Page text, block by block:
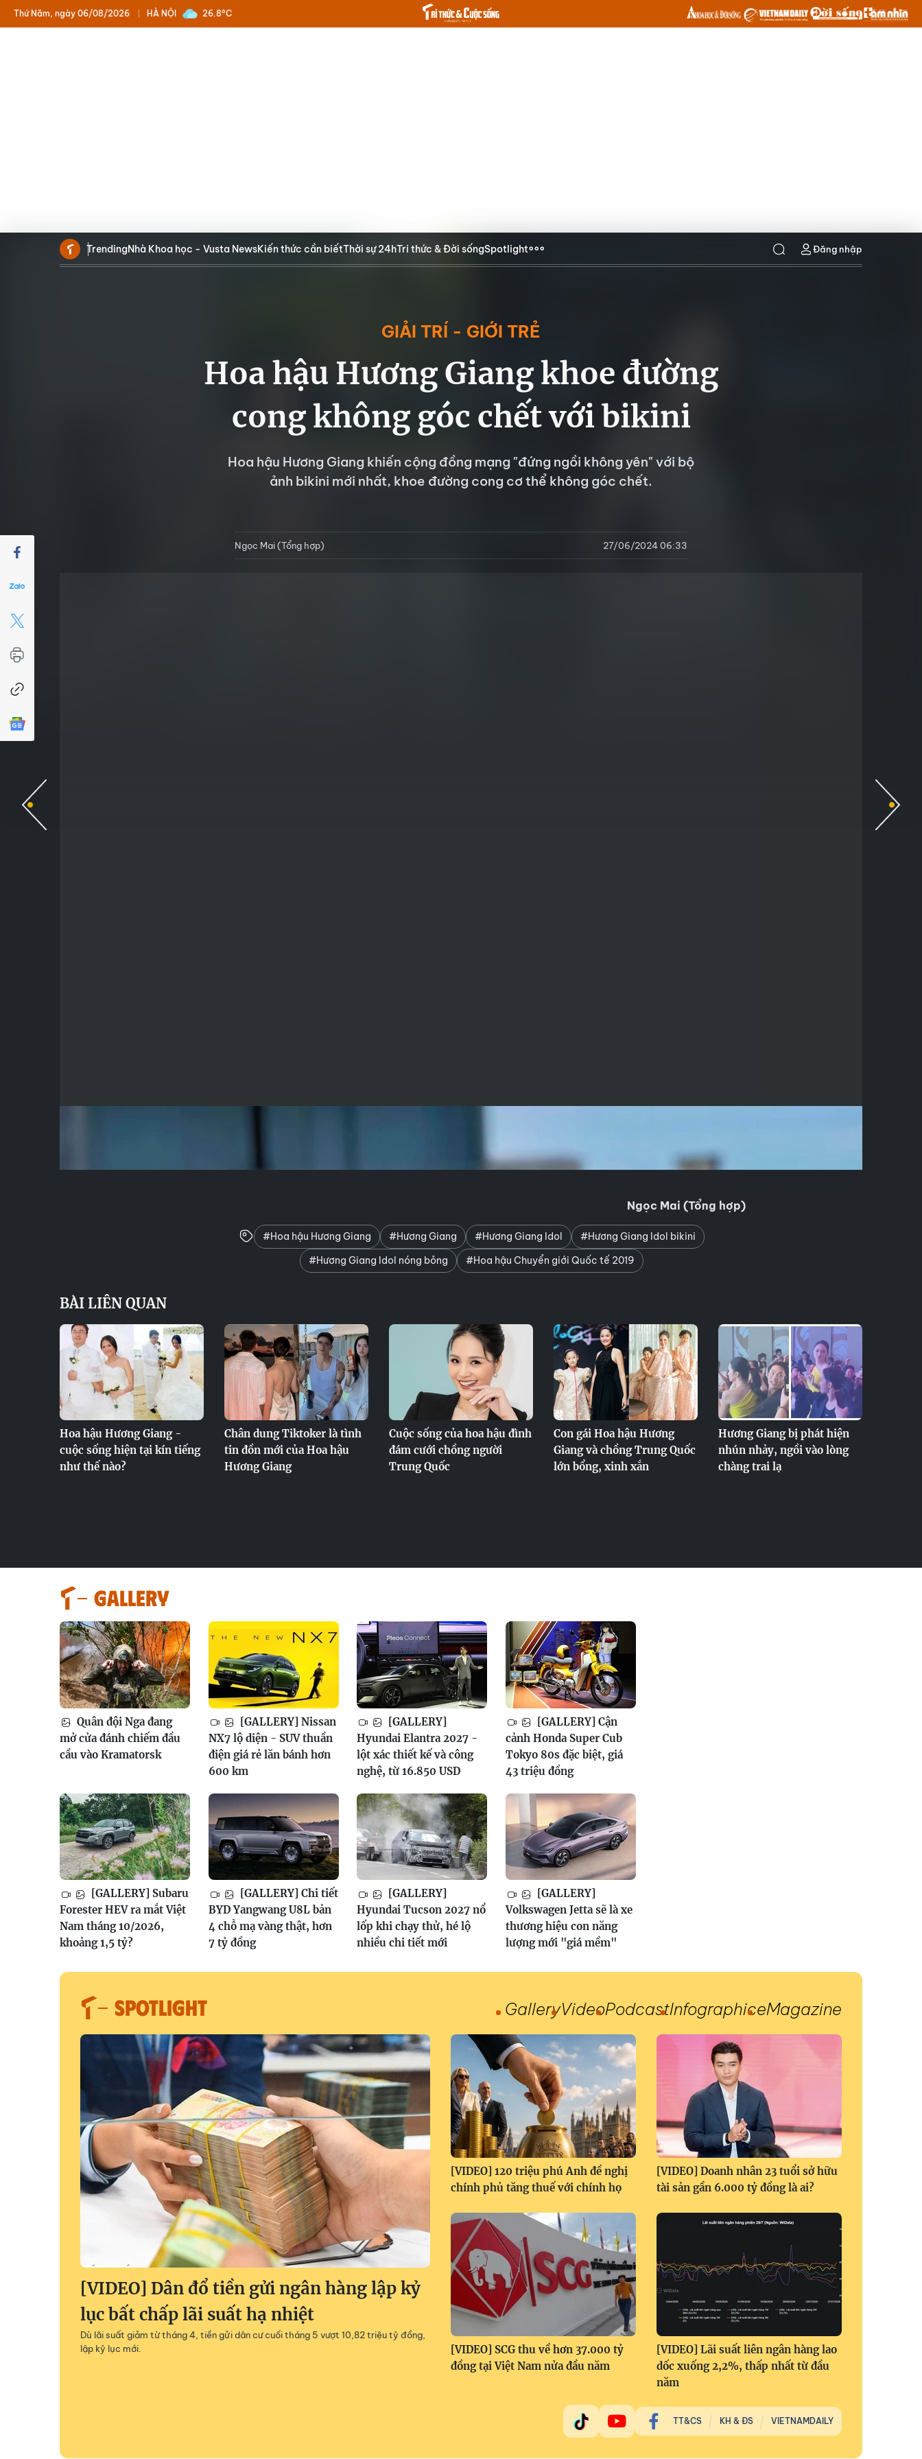
HÀ NỘI
Thứ Năm, ngày 06/08/2026 26.8°C
TrendingNhà Khoa học - Vusta NewsKiến thức cần biếtThời sự 24hTri thức & Đời sốngSpotlight Đăng nhập
GIẢI TRÍ - GIỚI TRẺ
Hoa hậu Hương Giang khoe đường
cong không góc chết với bikini
Hoa hậu Hương Giang khiến cộng đồng mạng "đứng ngồi không yên" với bộ
ảnh bikini mới nhất, khoe đường cong cơ thể không góc chết.
Ngọc Mai (Tổng hợp) 27/06/2024 06:33
Ngọc Mai (Tổng hợp)
#Hoa hậu Hương Giang #Hương Giang #Hương Giang Idol
#Hương Giang Idol bikini
#Hương Giang Idol nóng bỏng
#Hoa hậu Chuyển giới Quốc tế 2019
BÀI LIÊN QUAN
Hoa hậu Hương Giang -
cuộc sống hiện tại kín tiếng
như thế nào?
Chân dung Tiktoker là tình
tin đồn mới của Hoa hậu
Hương Giang
Cuộc sống của hoa hậu đình
đám cưới chồng người
Trung Quốc
Con gái Hoa hậu Hương
Giang và chồng Trung Quốc
lớn bổng, xinh xắn
Hương Giang bị phát hiện
nhún nhảy, ngồi vào lòng
chàng trai lạ
GALLERY
Quân đội Nga đang
mở cửa đánh chiếm đầu
cầu vào Kramatorsk
[GALLERY] Nissan
NX7 lộ diện - SUV thuần
điện giá rẻ lăn bánh hơn
600 km
[GALLERY]
Hyundai Elantra 2027 -
lột xác thiết kế và công
nghệ, từ 16.850 USD
[GALLERY] Cận
cảnh Honda Super Cub
Tokyo 80s đặc biệt, giá
43 triệu đồng
[GALLERY] Subaru
Forester HEV ra mắt Việt
Nam tháng 10/2026,
khoảng 1,5 tỷ?
[GALLERY] Chi tiết
BYD Yangwang U8L bản
4 chỗ mạ vàng thật, hơn
7 tỷ đồng
[GALLERY]
Hyundai Tucson 2027 nổ
lốp khi chạy thử, hé lộ
nhiều chi tiết mới
[GALLERY]
Volkswagen Jetta sẽ là xe
thương hiệu con năng
lượng mới "giá mềm"
SPOTLIGHT GalleryVideoPodcastInfographiceMagazine
[VIDEO] Dân đổ tiền gửi ngân hàng lập kỷ
lục bất chấp lãi suất hạ nhiệt
Dù lãi suất giảm từ tháng 4, tiền gửi dân cư cuối tháng 5 vượt 10,82 triệu tỷ đồng,
lập kỷ lục mới.
[VIDEO] 120 triệu phú Anh đề nghị
chính phủ tăng thuế với chính họ
[VIDEO] Doanh nhân 23 tuổi sở hữu
tài sản gần 6.000 tỷ đồng là ai?
[VIDEO] SCG thu về hơn 37.000 tỷ
đồng tại Việt Nam nửa đầu năm
[VIDEO] Lãi suất liên ngân hàng lao
dốc xuống 2,2%, thấp nhất từ đầu
năm
TT&CS KH & ĐS VIETNAMDAILY